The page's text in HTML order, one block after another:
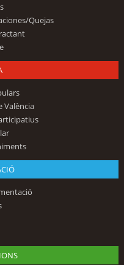
Quejas
València